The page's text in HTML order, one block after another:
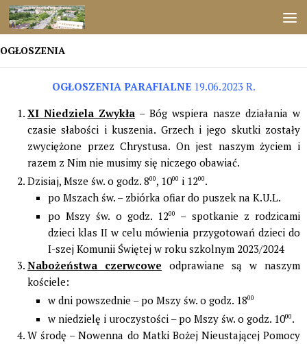
Przejdź do treści
OGŁOSZENIA
OGŁOSZENIA PARAFIALNE 19.06.2023 R.
XI Niedziela Zwykła – Bóg wspiera nasze działania w
czasie słabości i kuszenia. Grzech i jego skutki zostały
zwyciężone przez Chrystusa. On jest naszym życiem i
razem z Nim nie musimy się niczego obawiać.
Dzisiaj, Msze św. o godz. 800, 1000 i 1200.
po Mszach św. – zbiórka ofiar do puszek na K.U.L.
po Mszy św. o godz. 1200
– spotkanie z rodzicami
dzieci klas II w celu mówienia przygotowań dzieci do
I-szej Komunii Świętej w roku szkolnym 2023/2024
Nabożeństwa czerwcowe odprawiane są w naszym
kościele:
w dni powszednie – po Mszy św. o godz. 1800
w niedzielę i uroczystości – po Mszy św. o godz. 1000.
W środę – Nowenna do Matki Bożej Nieustającej Pomocy